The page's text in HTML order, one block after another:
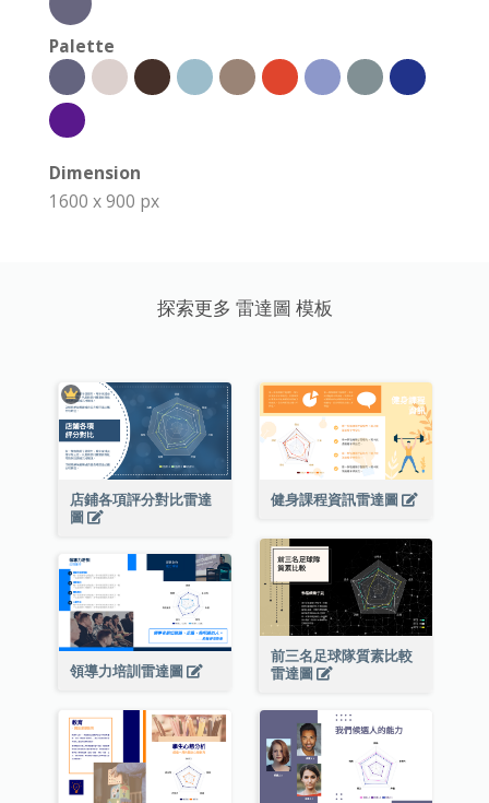
Palette
Dimension
1600 x 900 px
探索更多 雷達圖 模板
店鋪各項評分對比雷達
圖
健身課程資訊雷達圖
前三名足球隊質素比較
雷達圖
領導力培訓雷達圖